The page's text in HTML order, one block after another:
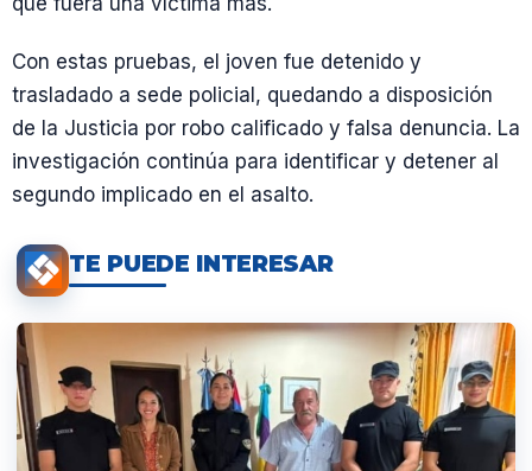
Con estas pruebas, el joven fue detenido y
trasladado a sede policial, quedando a disposición
de la Justicia por robo calificado y falsa denuncia. La
investigación continúa para identificar y detener al
segundo implicado en el asalto.
TE PUEDE INTERESAR